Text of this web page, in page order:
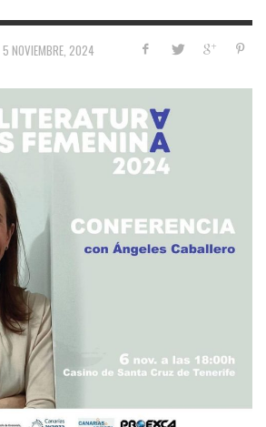
5 NOVIEMBRE, 2024